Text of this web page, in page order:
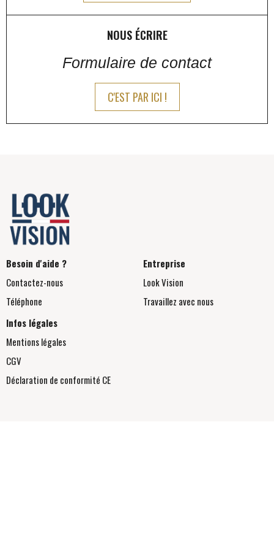
NOUS ÉCRIRE
Formulaire de contact
C'EST PAR ICI !
Besoin d'aide ?
Contactez-nous
Téléphone
Entreprise
Look Vision
Travaillez avec nous
Infos légales
Mentions légales
CGV
Déclaration de conformité CE